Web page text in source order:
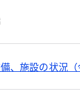
、施設の状況